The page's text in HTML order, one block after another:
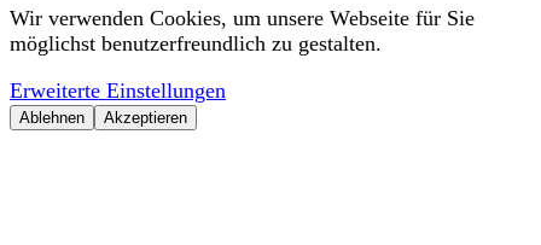
Wir verwenden Cookies, um unsere Webseite für Sie
möglichst benutzerfreundlich zu gestalten.
Erweiterte Einstellungen
Ablehnen Akzeptieren